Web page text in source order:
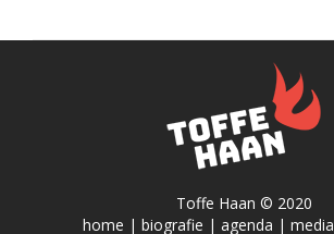
Toffe Haan © 2020
home | biografie | agenda | media